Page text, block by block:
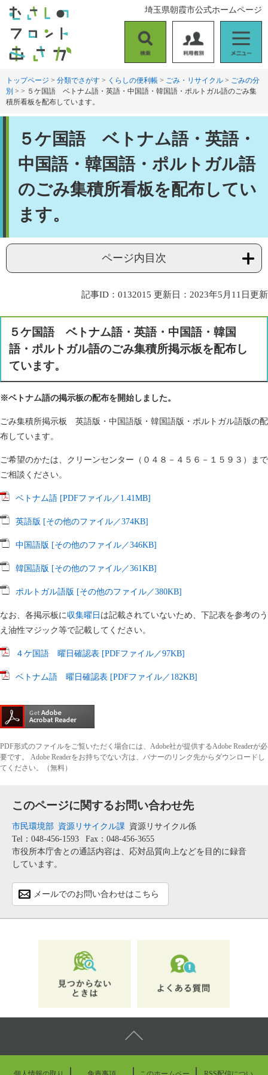
す
。
し
て
索
用
者
別
ニ
ュ
ー
埼玉県朝霞市公式ホームページ
トップページ > 分類でさがす > くらしの便利帳 > ごみ・リサイクル > ごみの分
別 > > ５ケ国語 ベトナム語・英語・中国語・韓国語・ポルトガル語のごみ集
積所看板を配布しています。
５ケ国語 ベトナム語・英語・
中国語・韓国語・ポルトガル語
のごみ集積所看板を配布してい
ます。
ページ内目次
記事ID：0132015 更新日：2023年5月11日更新
５ケ国語 ベトナム語・英語・中国語・韓国
語・ポルトガル語のごみ集積所掲示板を配布し
ています。
※ベトナム語の掲示板の配布を開始しました。
ごみ集積所掲示板 英語版・中国語版・韓国語版・ポルトガル語版の配
布しています。
ご希望のかたは、クリーンセンター（０４８－４５６－１５９３）まで
ご相談ください。
ベトナム語 [PDFファイル／1.41MB]
英語版 [その他のファイル／374KB]
中国語版 [その他のファイル／346KB]
韓国語版 [その他のファイル／361KB]
ポルトガル語版 [その他のファイル／380KB]
なお、各掲示板に収集曜日 は記載されていないため、下記表を参考のう
え油性マジック等で記載してください。
４ケ国語 曜日確認表 [PDFファイル／97KB]
ベトナム語 曜日確認表 [PDFファイル／182KB]
PDF形式のファイルをご覧いただく場合には、Adobe社が提供するAdobe Readerが必
要です。
Adobe Readerをお持ちでない方は、バナーのリンク先からダウンロードし
てください。（無料）
このページに関するお問い合わせ先
市民環境部 資源リサイクル課 資源リサイクル係
Tel：048-456-1593
Fax：048-456-3655
市役所本庁舎との通話内容は、応対品質向上などを目的に録音
しています。
メールでのお問い合わせはこちら